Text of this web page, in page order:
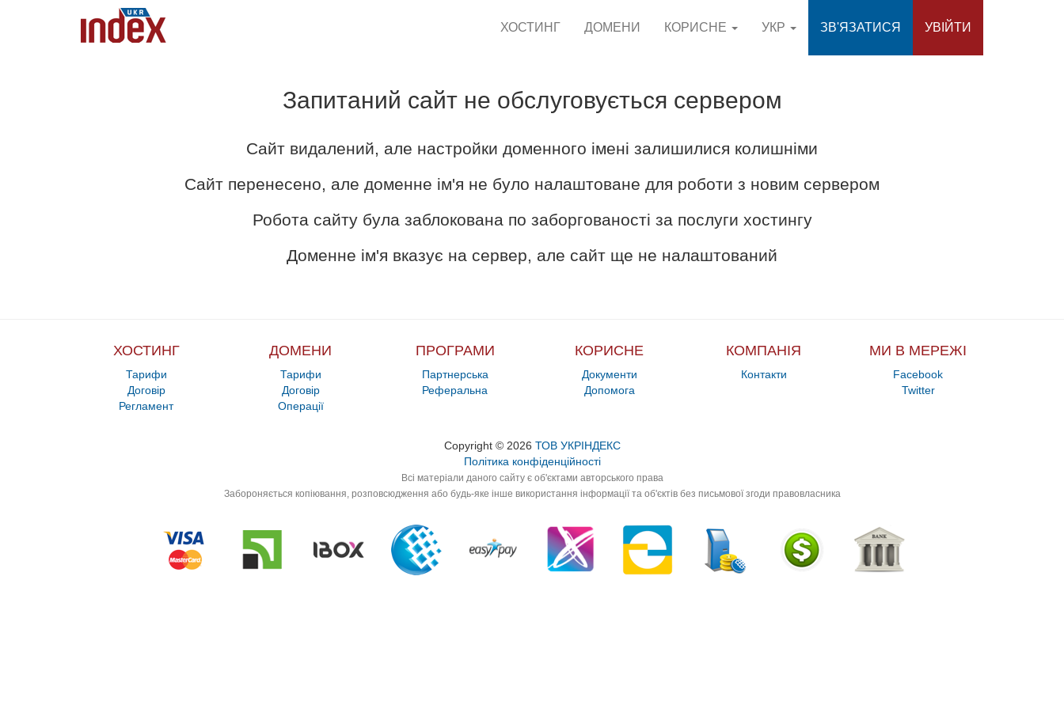
ХОСТИНГ ДОМЕНИ КОРИСНЕ УКР ЗВ'ЯЗАТИСЯ УВІЙТИ
Запитаний сайт не обслуговується сервером
Сайт видалений, але настройки доменного імені залишилися колишніми
Сайт перенесено, але доменне ім'я не було налаштоване для роботи з новим сервером
Робота сайту була заблокована по заборгованості за послуги хостингу
Доменне ім'я вказує на сервер, але сайт ще не налаштований
ХОСТИНГ
Тарифи
Договір
Регламент
ДОМЕНИ
Тарифи
Договір
Операції
ПРОГРАМИ
Партнерська
Реферальна
КОРИСНЕ
Документи
Допомога
КОМПАНІЯ
Контакти
МИ В МЕРЕЖІ
Facebook
Twitter
Copyright © 2026 ТОВ УКРІНДЕКС
Політика конфіденційності
Всі матеріали даного сайту є об'єктами авторського права
Забороняється копіювання, розповсюдження або будь-яке інше використання інформації та об'єктів без письмової згоди правовласника